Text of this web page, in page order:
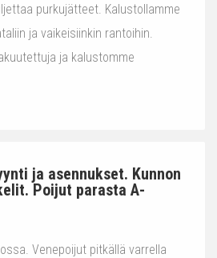
purkujätteet. Kalustollamme
ja vaikeisiinkin rantoihin.
ja kalustomme
ja asennukset. Kunnon
Poijut parasta A-
Venepoijut pitkällä varrella